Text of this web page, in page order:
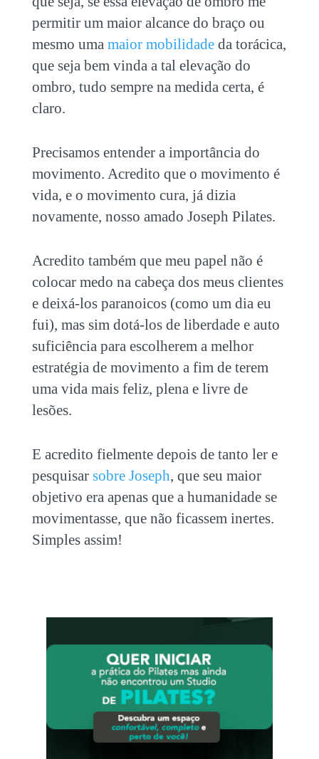
permitir um maior alcance do braço ou
mesmo uma maior mobilidadeda torácica,
que seja bem vinda a tal elevação do
ombro, tudo sempre na medida certa, é
claro.
Precisamos entender a importância do
movimento. Acredito que o movimento é
vida, e o movimento cura, já dizia
novamente, nosso amado Joseph Pilates.
Acredito também que meu papel não é
colocar medo na cabeça dos meus clientes
e deixá-los paranoicos (como um dia eu
fui), mas sim dotá-los de liberdade e auto
suficiência para escolherem a melhor
estratégia de movimento a fim de terem
uma vida mais feliz, plena e livre de
lesões.
E acredito fielmente depois de tanto ler e
pesquisar sobre Joseph, que seu maior
objetivo era apenas que a humanidade se
movimentasse, que não ficassem inertes.
Simples assim!